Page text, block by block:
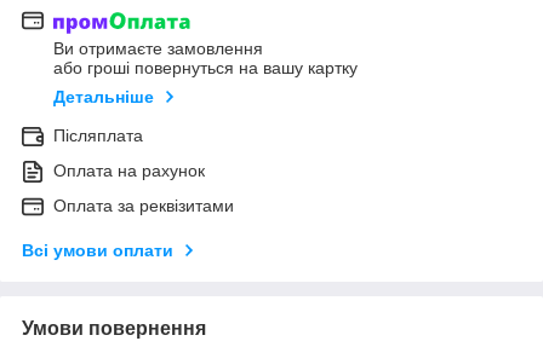
Ви отримаєте замовлення
або гроші повернуться на вашу картку
Детальніше
Післяплата
Оплата на рахунок
Оплата за реквізитами
Всі умови оплати
Умови повернення